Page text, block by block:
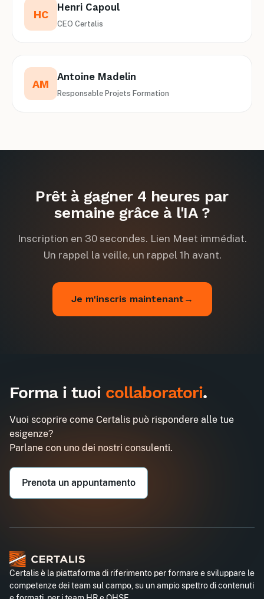
HC
Henri Capoul
CEO Certalis
AM
Antoine Madelin
Responsable Projets Formation
Prêt à gagner 4 heures par
semaine grâce à l'IA ?
Inscription en 30 secondes. Lien Meet immédiat.
Un rappel la veille, un rappel 1h avant.
Je m'inscris maintenant →
Forma i tuoi collaboratori.
Vuoi scoprire come Certalis può rispondere alle tue
esigenze?
Parlane con uno dei nostri consulenti.
Prenota un appuntamento
Certalis è la piattaforma di riferimento per formare e sviluppare le
competenze dei team sul campo, su un ampio spettro di contenuti